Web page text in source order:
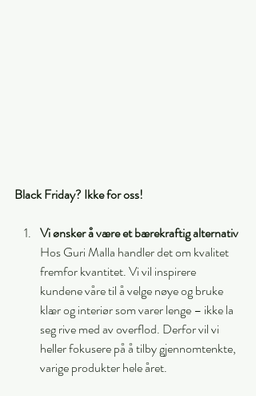
Black Friday? Ikke for oss!
Vi ønsker å være et bærekraftig alternativ
Hos Guri Malla handler det om kvalitet
fremfor kvantitet. Vi vil inspirere
kundene våre til å velge nøye og bruke
klær og interiør som varer lenge – ikke la
seg rive med av overflod. Derfor vil vi
heller fokusere på å tilby gjennomtenkte,
varige produkter hele året.